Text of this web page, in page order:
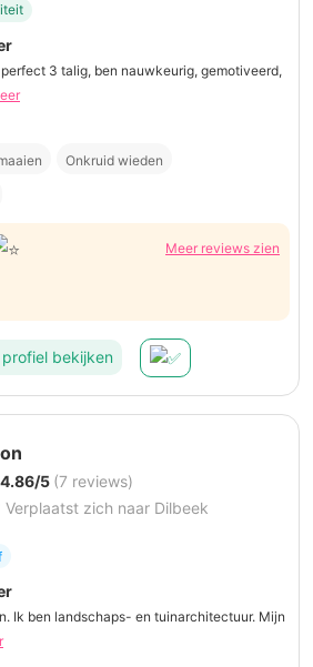
3 talig, ben nauwkeurig, gemotiveerd,
Onkruid wieden
Meer reviews zien
bekijken
4.86/5 (7 reviews)
Verplaatst zich naar Dilbeek
Ik ben landschaps- en tuinarchitectuur. Mijn